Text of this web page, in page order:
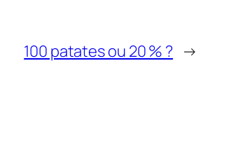
100 patates ou 20 % ? →